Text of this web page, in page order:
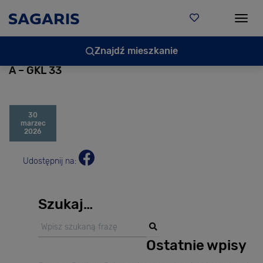
Znajdź mieszkanie
A – GKL 33
30
marzec
2026
Udostępnij na:
Szukaj…
Ostatnie wpisy